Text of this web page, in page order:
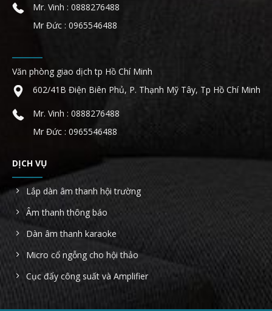
Mr. Vinh : 0888276488
Mr Đức : 0965546488
Văn phòng giao dịch tp Hồ Chí Minh
602/41B Điện Biên Phủ, P. Thạnh Mỹ Tây, Tp Hồ Chí Minh
Mr. Vinh : 0888276488
Mr Đức : 0965546488
DỊCH VỤ
Lắp dàn âm thanh hội trường
Âm thanh thông báo
Dàn âm thanh karaoke
Micro cổ ngỗng cho hội thảo
Cục đẩy công suất và Amplifier